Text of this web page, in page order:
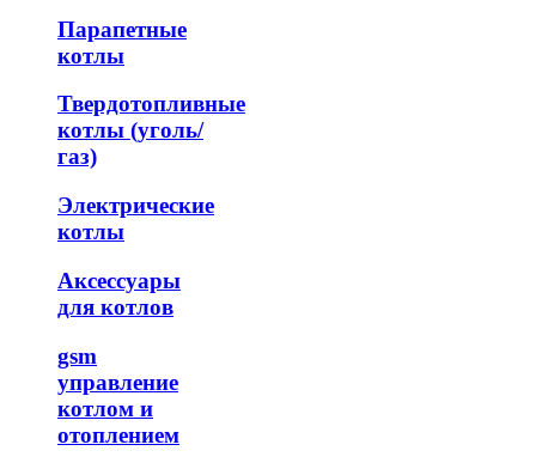
Парапетные
котлы
Твердотопливные
котлы (уголь/
газ)
Электрические
котлы
Аксессуары
для котлов
gsm
управление
котлом и
отоплением